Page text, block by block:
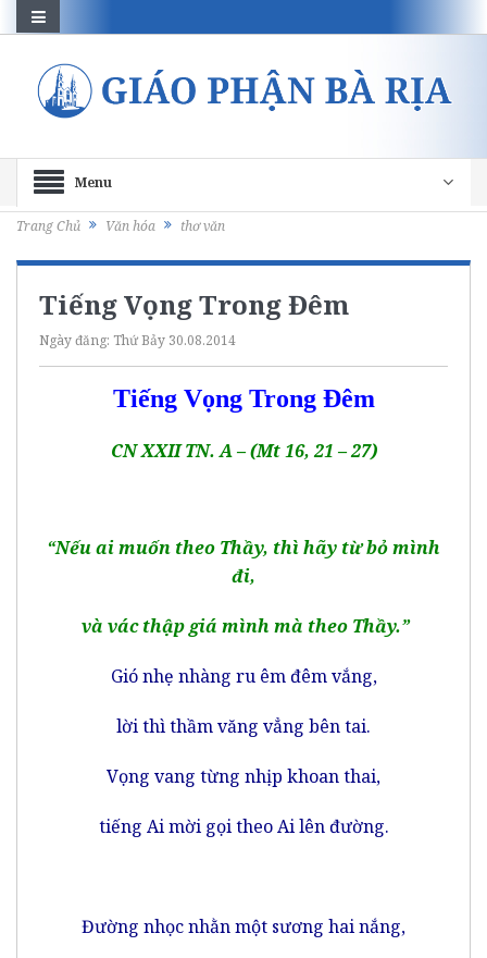
Menu
Trang Chủ Văn hóa thơ văn
Tiếng Vọng Trong Đêm
Ngày đăng: Thứ Bảy 30.08.2014
Tiếng Vọng Trong Đêm
CN XXII TN. A – (Mt 16, 21 – 27)
“Nếu ai muốn theo Thầy, thì hãy từ bỏ mình
đi,
và vác thập giá mình mà theo Thầy.”
Gió nhẹ nhàng ru êm đêm vắng,
lời thì thầm văng vẳng bên tai.
Vọng vang từng nhịp khoan thai,
tiếng Ai mời gọi theo Ai lên đường.
Đường nhọc nhằn một sương hai nắng,